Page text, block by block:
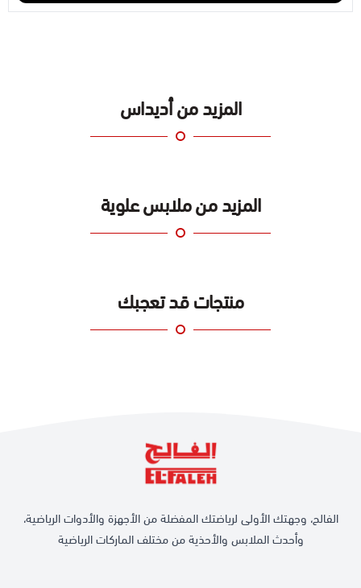
المزيد من أديداس
المزيد من ملابس علوية
منتجات قد تعجبك
الفالح، وجهتك الأولى لرياضتك المفضلة من الأجهزة والأدوات الرياضية،
وأحدث الملابس والأحذية من مختلف الماركات الرياضية